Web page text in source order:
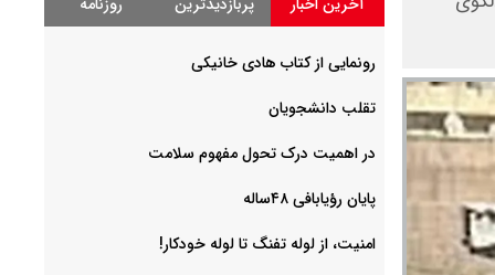
رونمایی از کتاب هادی خانیکی
‌تقلب دانشجویان
در اهمیت درک تحول مفهوم سلامت
پایان رؤیابافی ۴۸ساله
امنیت، از لوله تفنگ تا ‌لوله خودکار!